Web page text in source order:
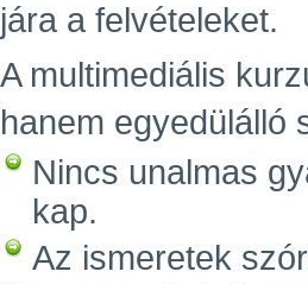
jára a felvételeket.
A multimediális
hanem egyedülálló
Nincs unalmas
kap.
Az ismeretek